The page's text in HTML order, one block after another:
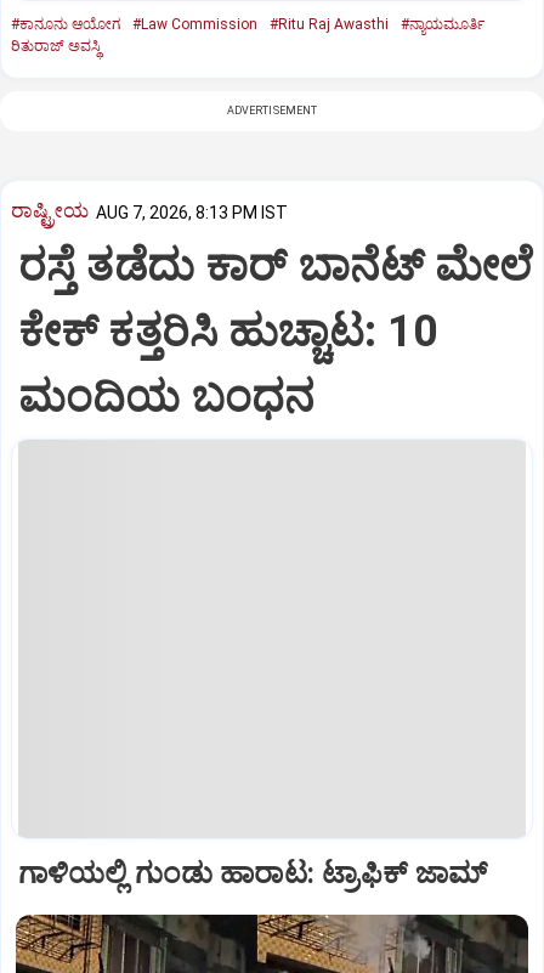
#ಕಾನೂನು ಆಯೋಗ #Law Commission #Ritu Raj Awasthi
#ನ್ಯಾಯಮೂರ್ತಿ
ರಿತುರಾಜ್‌ ಅವಸ್ಥಿ
ADVERTISEMENT
ರಾಷ್ಟ್ರೀಯ AUG 7, 2026, 8:13 PM IST
ರಸ್ತೆ ತಡೆದು ಕಾರ್ ಬಾನೆಟ್ ಮೇಲೆ
ಕೇಕ್ ಕತ್ತರಿಸಿ ಹುಚ್ಚಾಟ: 10
ಮಂದಿಯ ಬಂಧನ
ಗಾಳಿಯಲ್ಲಿ ಗುಂಡು ಹಾರಾಟ: ಟ್ರಾಫಿಕ್‌ ಜಾಮ್